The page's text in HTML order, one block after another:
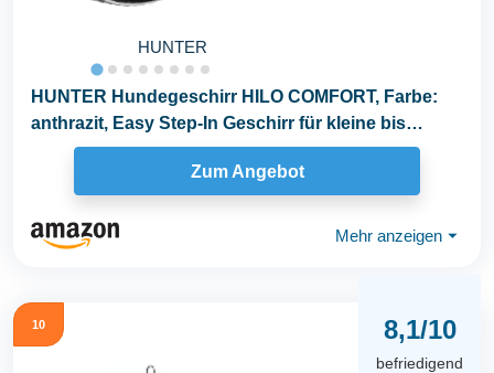
HUNTER
HUNTER Hundegeschirr HILO COMFORT, Farbe:
anthrazit, Easy Step-In Geschirr für kleine bis
mittlere...
Zum Angebot
Mehr anzeigen ⏷
10 8,1/10
befriedigend